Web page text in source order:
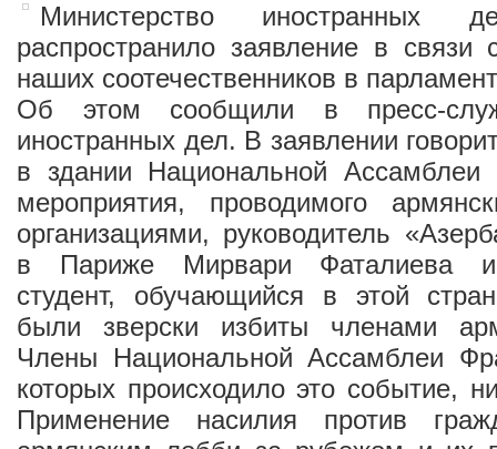
Министерство иностранных
распространило заявление в
наших соотечественников в
Об этом сообщили в пресс-
иностранных дел. В заявлении
в здании Национальной
мероприятия, проводимого
организациями, руководитель
в Париже Мирвари Фаталиева и
студент, обучающийся в этой
были зверски избиты членами
Члены Национальной Ассамблеи
которых происходило это событие,
Применение насилия против